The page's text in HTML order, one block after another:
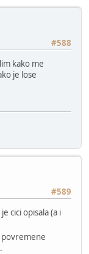
#588
kako me
je lose
#589
cici opisala (a i
povremene